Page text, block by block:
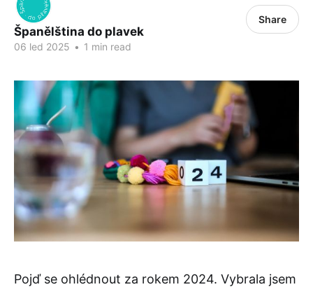
Španělština do plavek
06 led 2025 • 1 min read
Share
Pojď se ohlédnout za rokem 2024. Vybrala jsem